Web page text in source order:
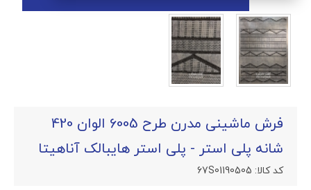
فرش ماشینی مدرن طرح 6005 الوان 420
شانه پلی استر - پلی استر هایبالک آناهیتا
کد کالا: 67S01190505